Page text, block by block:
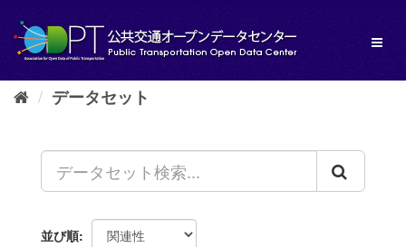
し
データセット
並び順